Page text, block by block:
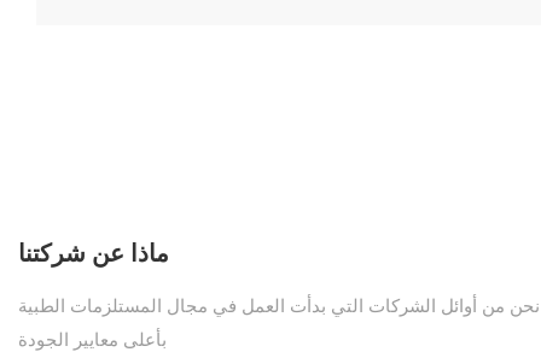
ماذا عن شركتنا
نحن من أوائل الشركات التي بدأت العمل في مجال المستلزمات الطبية
بأعلى معايير الجودة